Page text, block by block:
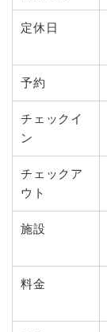
定休日
予約
チェックイ
ン
チェックア
ウト
施設
料金